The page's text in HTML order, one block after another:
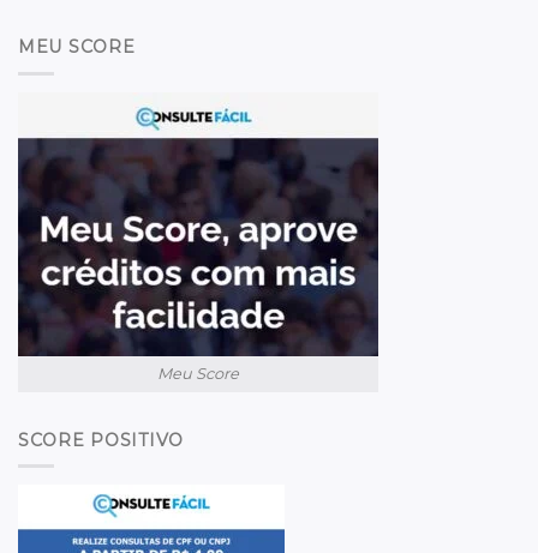
MEU SCORE
Meu Score
SCORE POSITIVO